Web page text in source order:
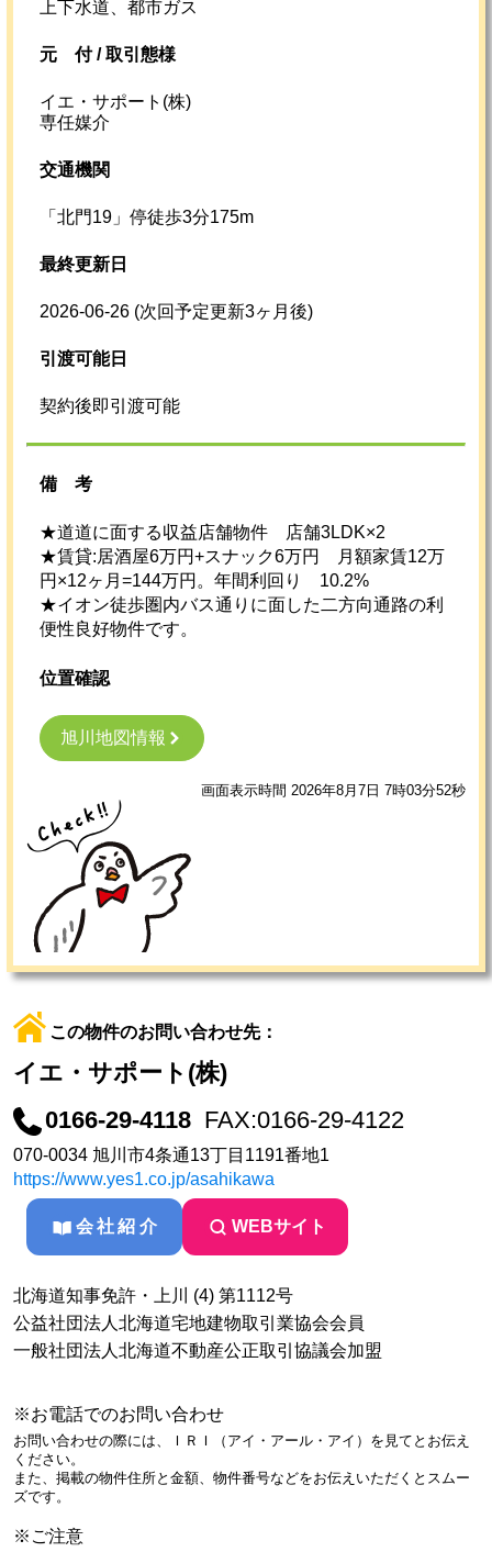
上下水道、都市ガス
元 付 /取引態様
イエ・サポート(株)
専任媒介
交通機関
「北門19」停徒歩3分175m
最終更新日
2026-06-26 (次回予定更新3ヶ月後)
引渡可能日
契約後即引渡可能
備考
★道道に面する収益店舗物件 店舗3LDK×2
★賃貸:居酒屋6万円+スナック6万円 月額家賃12万
円×12ヶ月=144万円。年間利回り 10.2%
★イオン徒歩圏内バス通りに面した二方向通路の利
便性良好物件です。
位置確認
旭川地図情報
画面表示時間 2026年8月7日 7時03分52秒
この物件のお問い合わせ先：
イエ・サポート(株)
0166-29-4118 FAX:0166-29-4122
070-0034 旭川市4条通13丁目1191番地1
https://www.yes1.co.jp/asahikawa
会社紹介 WEBサイト
北海道知事免許・上川 (4) 第1112号
公益社団法人北海道宅地建物取引業協会会員
一般社団法人北海道不動産公正取引協議会加盟
※お電話でのお問い合わせ
お問い合わせの際には、ＩＲＩ（アイ・アール・アイ）を見てとお伝え
ください。
また、掲載の物件住所と金額、物件番号などをお伝えいただくとスムー
ズです。
※ご注意